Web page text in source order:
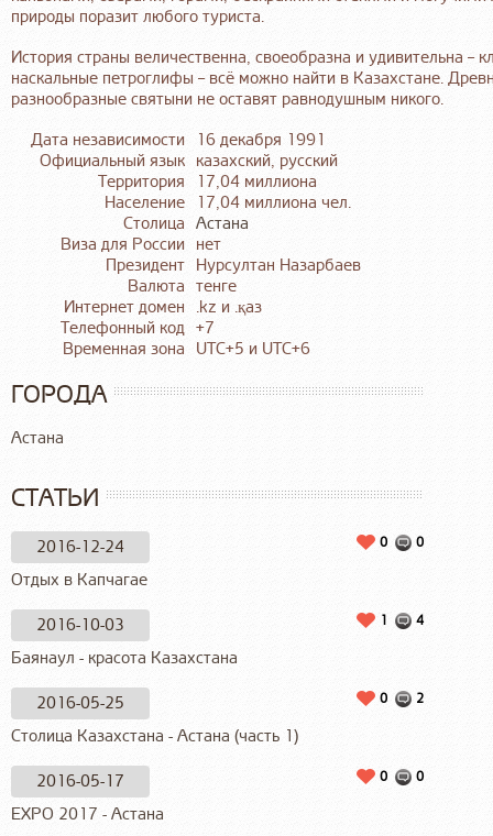
природы поразит любого туриста.
История страны величественна, своеобразна и удивительна –
наскальные петроглифы – всё можно найти в Казахстане.
разнообразные святыни не оставят равнодушным никого.
Дата независимости
16 декабря 1991
Официальный язык казахский, русский
Территория
17,04 миллиона
Население
17,04 миллиона чел.
Столица Астана
Виза для России нет
Президент Нурсултан Назарбаев
Валюта тенге
Интернет домен
.kz и .қаз
Телефонный код +7
Временная зона
UTC+5 и UTC+6
ГОРОДА
Астана
СТАТЬИ
2016-12-24 0
0
Отдых в Капчагае
2016-10-03 4
1
Баянаул - красота Казахстана
2016-05-25 2
0
Столица Казахстана - Астана (часть 1)
2016-05-17 0
0
EXPO 2017 - Астана